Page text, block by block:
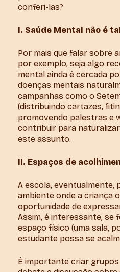
conferi-las?
I. Saúde Mental não é
Por mais que falar sobre
por exemplo, seja algo
mental ainda é cercada
doenças mentais
campanhas como o
(distribuindo cartazes,
promovendo palestras e
contribuir para
este assunto.
II. Espaços de
A escola, eventualmente,
ambiente onde a criança
oportunidade de
Assim, é interessante, se
espaço físico (uma sala,
estudante possa se
É importante criar